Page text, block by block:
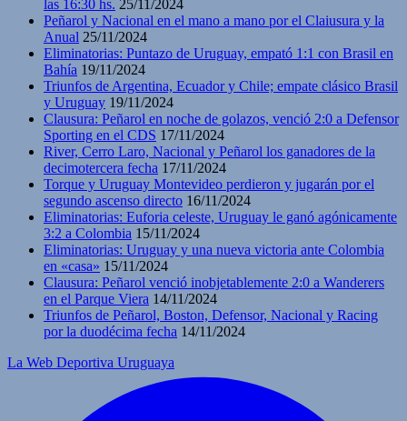
las 16:30 hs. 25/11/2024
Peñarol y Nacional en el mano a mano por el Claiusura y la
Anual 25/11/2024
Eliminatorias: Puntazo de Uruguay, empató 1:1 con Brasil en
Bahía 19/11/2024
Triunfos de Argentina, Ecuador y Chile; empate clásico Brasil
y Uruguay 19/11/2024
Clausura: Peñarol en noche de golazos, venció 2:0 a Defensor
Sporting en el CDS 17/11/2024
River, Cerro Laro, Nacional y Peñarol los ganadores de la
decimotercera fecha 17/11/2024
Torque y Uruguay Montevideo perdieron y jugarán por el
segundo ascenso directo 16/11/2024
Eliminatorias: Euforia celeste, Uruguay le ganó agónicamente
3:2 a Colombia 15/11/2024
Eliminatorias: Uruguay y una nueva victoria ante Colombia
en «casa» 15/11/2024
Clausura: Peñarol venció inobjetablemente 2:0 a Wanderers
en el Parque Viera 14/11/2024
Triunfos de Peñarol, Boston, Defensor, Nacional y Racing
por la duodécima fecha 14/11/2024
La Web Deportiva Uruguaya